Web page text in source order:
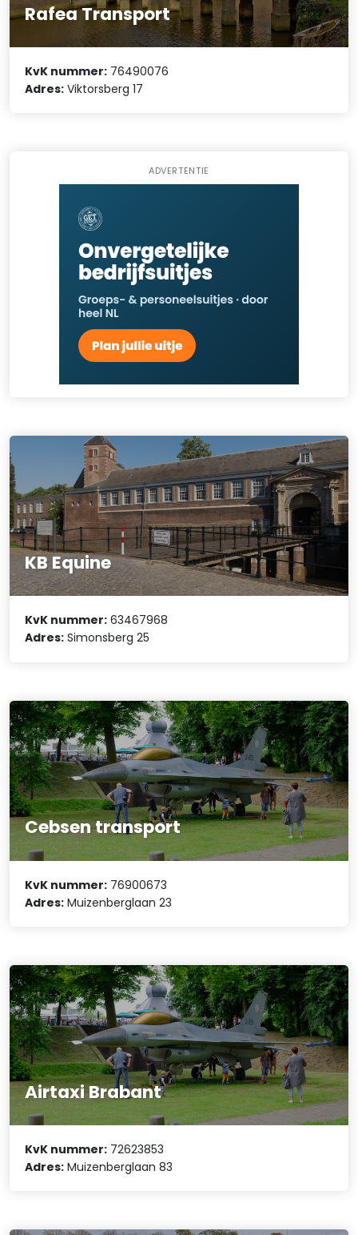
Rafea Transport
KvK nummer: 76490076
Adres: Viktorsberg 17
ADVERTENTIE
KB Equine
KvK nummer: 63467968
Adres: Simonsberg 25
Cebsen transport
KvK nummer: 76900673
Adres: Muizenberglaan 23
Airtaxi Brabant
KvK nummer: 72623853
Adres: Muizenberglaan 83